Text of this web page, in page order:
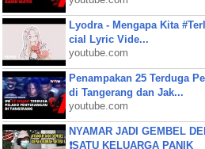
Lyodra - Mengapa Kita
cial Lyric Vide...
youtube.com
Penampakan 25 Terduga
di Tangerang dan Jak...
youtube.com
NYAMAR JADI GEMBEL
❗SATU KELUARGA PANIK